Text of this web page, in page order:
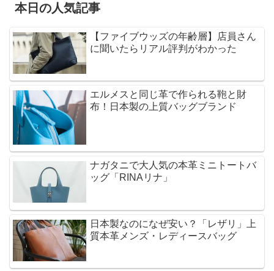
本日の人気記事
【ファイブウッズの年齢層】店員さん
に聞いたらリアル評判がわかった
エルメスと同じ革で作られる鞄と財
布！日本製の上質バッグブランド
ナガタニで大人気の本革ミニトートバ
ッグ「RINAリナ」
日本製なのになぜ安い？「レザリ」上
質本革メンズ・レディースバッグ